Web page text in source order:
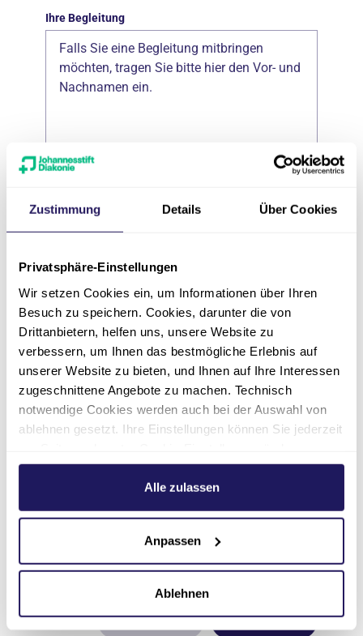
Zustimmung Details Über Cookies
Privatsphäre-Einstellungen
Wir setzen Cookies ein, um Informationen über Ihren
Besuch zu speichern. Cookies, darunter die von
Drittanbietern, helfen uns, unsere Website zu
verbessern, um Ihnen das bestmögliche Erlebnis auf
unserer Website zu bieten, und Ihnen auf Ihre Interessen
zugeschnittene Angebote zu machen. Technisch
notwendige Cookies werden auch bei der Auswahl von
ablehnen gesetzt. Ihre Einstellungen können Sie jederzeit
Weitere Informationen hierzu finden Sie in unserer
.
Alle zulassen
Anpassen
Ablehnen
Ihre Begleitung
zur Kenntnis genommen und bin damit
einverstanden, dass die von mir
angegebenen Daten elektronisch
erhoben und gespeichert werden. Meine
Daten werden dabei zweckgebunden
zur Bearbeitung und Beantwortung
meiner Anfrage benutzt. Mit dem
Absenden des Kontaktformulars erkläre
ich mich mit der Verarbeitung
Einwilligung kann jederzeit für die
Zukunft per E-Mail an
werden.